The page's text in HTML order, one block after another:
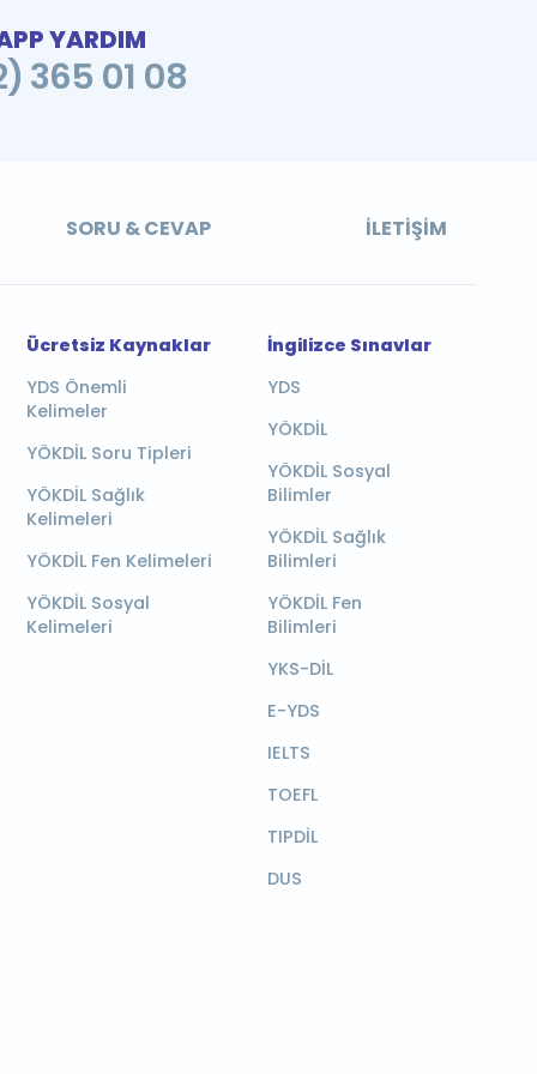
YARDIM
365 01 08
SORU & CEVAP İLETIŞIM
Ücretsiz Kaynaklar
YDS Önemli
Kelimeler
YÖKDİL Soru Tipleri
YÖKDİL Sağlık
Kelimeleri
YÖKDİL Fen Kelimeleri
YÖKDİL Sosyal
Kelimeleri
İngilizce Sınavlar
YDS
YÖKDİL
YÖKDİL Sosyal
Bilimler
YÖKDİL Sağlık
Bilimleri
YÖKDİL Fen
Bilimleri
YKS-DİL
E-YDS
IELTS
TOEFL
TIPDİL
DUS